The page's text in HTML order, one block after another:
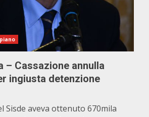
– Cassazione annulla
ingiusta detenzione
Sisde aveva ottenuto 670mila